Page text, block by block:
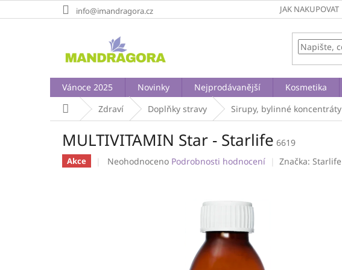
na
info@imandragora.cz JAK NAKUPOVAT
Vánoce 2025 Novinky Nejprodávanější Kosmetika
Domů Zdraví Doplňky stravy Sirupy, bylinné koncentráty
MULTIVITAMIN Star - Starlife 6619
Akce
Průměrné
Neohodnoceno Podrobnosti hodnocení Značka: Starlife